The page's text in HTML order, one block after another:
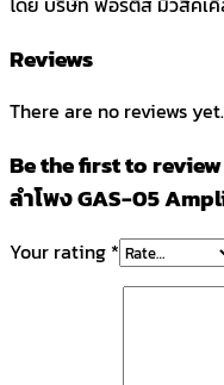
Reviews
There are no reviews yet.
Be the first to
ลำโพง GAS-05
Your rating *